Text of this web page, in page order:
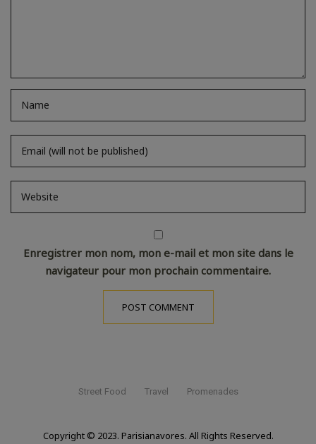
Enregistrer mon nom, mon e-mail et mon site dans le
navigateur pour mon prochain commentaire.
Street Food Travel Promenades
Copyright © 2023. Parisianavores. All Rights Reserved.